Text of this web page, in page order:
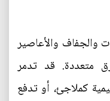
والجفاف والأعاصير
متعددة. قد تدمر
كملاجئ، أو تدفع